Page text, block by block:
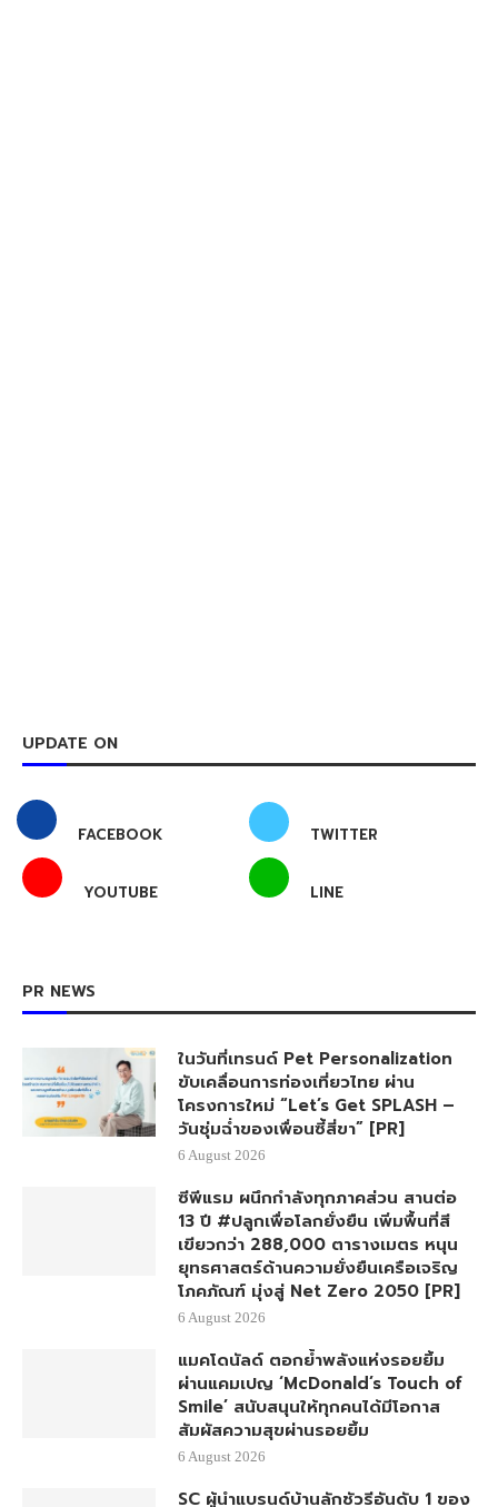
UPDATE ON
FACEBOOK TWITTER
YOUTUBE LINE
PR NEWS
ในวันที่เทรนด์ Pet Personalization
ขับเคลื่อนการท่องเที่ยวไทย ผ่าน
โครงการใหม่ “Let’s Get SPLASH –
วันชุ่มฉ่ำของเพื่อนซี้สี่ขา” [PR]
6 August 2026
ซีพีแรม ผนึกกำลังทุกภาคส่วน สานต่อ
13 ปี #ปลูกเพื่อโลกยั่งยืน เพิ่มพื้นที่สี
เขียวกว่า 288,000 ตารางเมตร หนุน
ยุทธศาสตร์ด้านความยั่งยืนเครือเจริญ
โภคภัณฑ์ มุ่งสู่ Net Zero 2050 [PR]
6 August 2026
แมคโดนัลด์ ตอกย้ำพลังแห่งรอยยิ้ม
ผ่านแคมเปญ ‘McDonald’s Touch of
Smile’ สนับสนุนให้ทุกคนได้มีโอกาส
สัมผัสความสุขผ่านรอยยิ้ม
6 August 2026
SC ผู้นำแบรนด์บ้านลักชัวรีอันดับ 1 ของ